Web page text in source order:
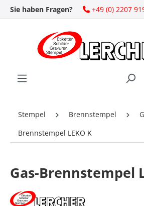
Zum Hauptinhalt springen
Sie haben Fragen? +49 (0) 2207
Stempel Brennstempel
Brennstempel LEKO K
Gas-Brennstempel